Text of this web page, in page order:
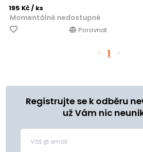
195 Kč/ ks
Momentálně nedostupné
Porovnat
1
Registrujte se k odběru
už Vám nic